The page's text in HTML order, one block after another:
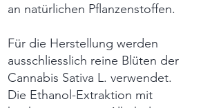
an natürlichen Pflanzenstoffen.
Für die Herstellung werden
ausschliesslich reine Blüten der
Cannabis Sativa L. verwendet.
Die Ethanol-Extraktion mit